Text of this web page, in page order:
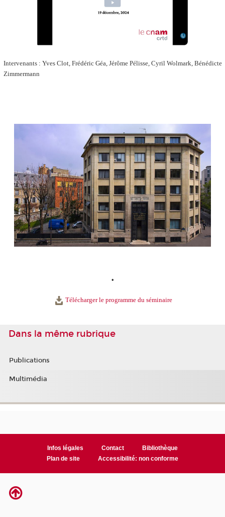
Intervenants : Yves Clot, Frédéric Géa, Jérôme Pélisse, Cyril Wolmark, Bénédicte
Zimmermann
•
Télécharger le programme du séminaire
Dans la même rubrique
Publications
Multimédia
Infos légales Contact
Bibliothèque
Plan de site
Accessibilité: non conforme